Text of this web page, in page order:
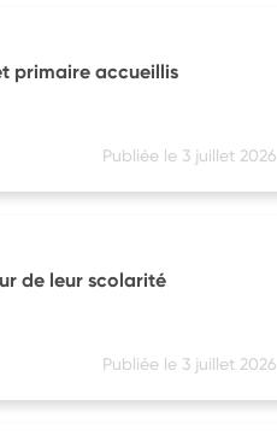
primaire accueillis
Publiée le 3 juillet 2026
de leur scolarité
Publiée le 3 juillet 2026